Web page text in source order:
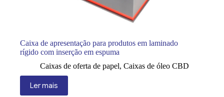
Caixa de apresentação para produtos em laminado
rígido com inserção em espuma
Caixas de oferta de papel, Caixas de óleo CBD
Ler mais